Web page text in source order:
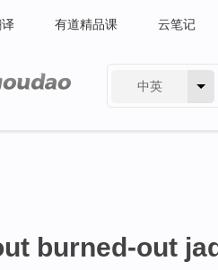
有道精品课 云笔记
中英
burned-out